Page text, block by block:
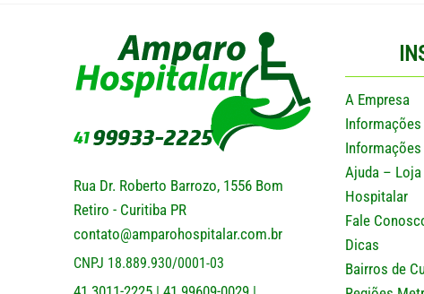
Rua Dr. Roberto Barrozo, 1556 Bom
Retiro - Curitiba PR
contato@amparohospitalar.com.br
CNPJ 18.889.930/0001-03
A Empresa
Ajuda –
Hospitalar
Fale
Dicas
Bairros de